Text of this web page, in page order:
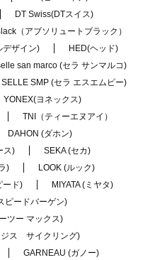
DT Swiss(DTスイス)
（アブソリュートブラック）
デザイン)
HED(ヘッド)
san marco (セラ サンマルコ)
SELLE SMP (セラ エスエムピー)
YONEX(ヨネックス)
TNI（ティーエヌアイ）
DAHON (ダホン)
ス)
SEKA (セカ)
)
LOOK (ルック)
ード)
MIYATA (ミヤタ)
ピードバーゲン)
ツー マックス)
ス サイクリング)
GARNEAU (ガノー)